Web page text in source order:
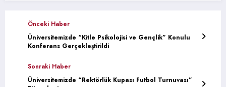
Önceki Haber
Üniversitemizde “Kitle Psikolojisi ve Gençlik” Konulu
Konferans Gerçekleştirildi
Sonraki Haber
Üniversitemizde “Rektörlük Kupası Futbol Turnuvası”